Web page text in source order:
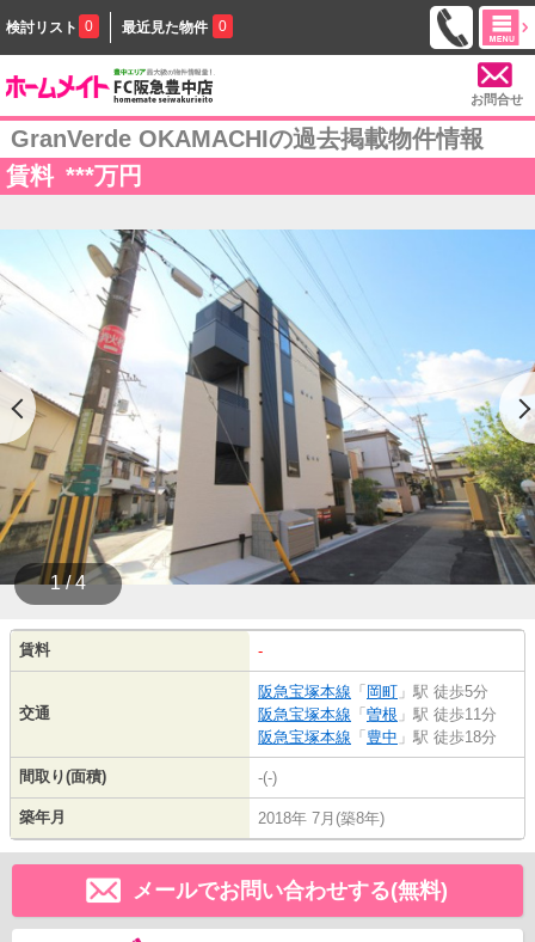
検討リスト 0 最近見た物件 0
お問合せ
GranVerde OKAMACHIの過去掲載物件情報
賃料 ***万円
1 / 4
賃料 -
交通
阪急宝塚本線 「 岡町 」駅 徒歩5分
阪急宝塚本線 「 曽根 」駅 徒歩11分
阪急宝塚本線 「 豊中 」駅 徒歩18分
間取り(面積) -(-)
築年月 2018年 7月(築8年)
メールでお問い合わせする(無料)